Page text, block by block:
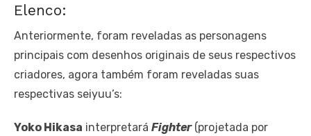
Elenco:
Anteriormente, foram reveladas as personagens
principais com desenhos originais de seus respectivos
criadores, agora também foram reveladas suas
respectivas seiyuu’s:
Yoko Hikasa interpretará Fighter(projetada por